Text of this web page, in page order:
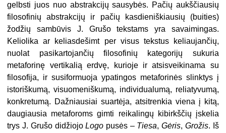
gelbsti juos nuo abstrakcijų sausybės. Pačių aukščiausių
filosofinių abstrakcijų ir pačių kasdieniškiausių (buities)
žodžių sambūvis J. Grušo tekstams yra savaimingas.
Keliolika ar keliasdešimt per visus tekstus keliaujančių,
nuolat pasikartojančių filosofinių kategorijų sukuria
metaforinę vertikalią erdvę, kurioje ir atsisveikinama su
filosofija, ir susiformuoja ypatingos metaforinės slinktys į
istoriškumą, visuomeniškumą, individualumą, relia­tyvumą,
konkretumą. Dažniausiai suartėja, atsitrenkia viena į kitą,
dau­giausia metaforoms gimti reikalingų kibirkščių įskelia
trys J. Grušo didžio­joLogo pusės – Tiesa,Gėris, Grožis. Iš